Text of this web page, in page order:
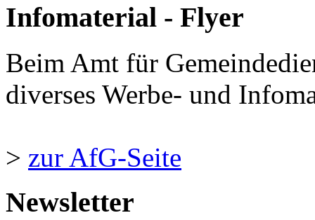
Infomaterial - Flyer
Beim Amt für
diverses Werbe- und
> zur AfG-Seite
Newsletter